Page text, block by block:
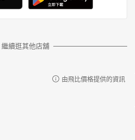
繼續逛其他店舖
由飛比價格提供的資訊